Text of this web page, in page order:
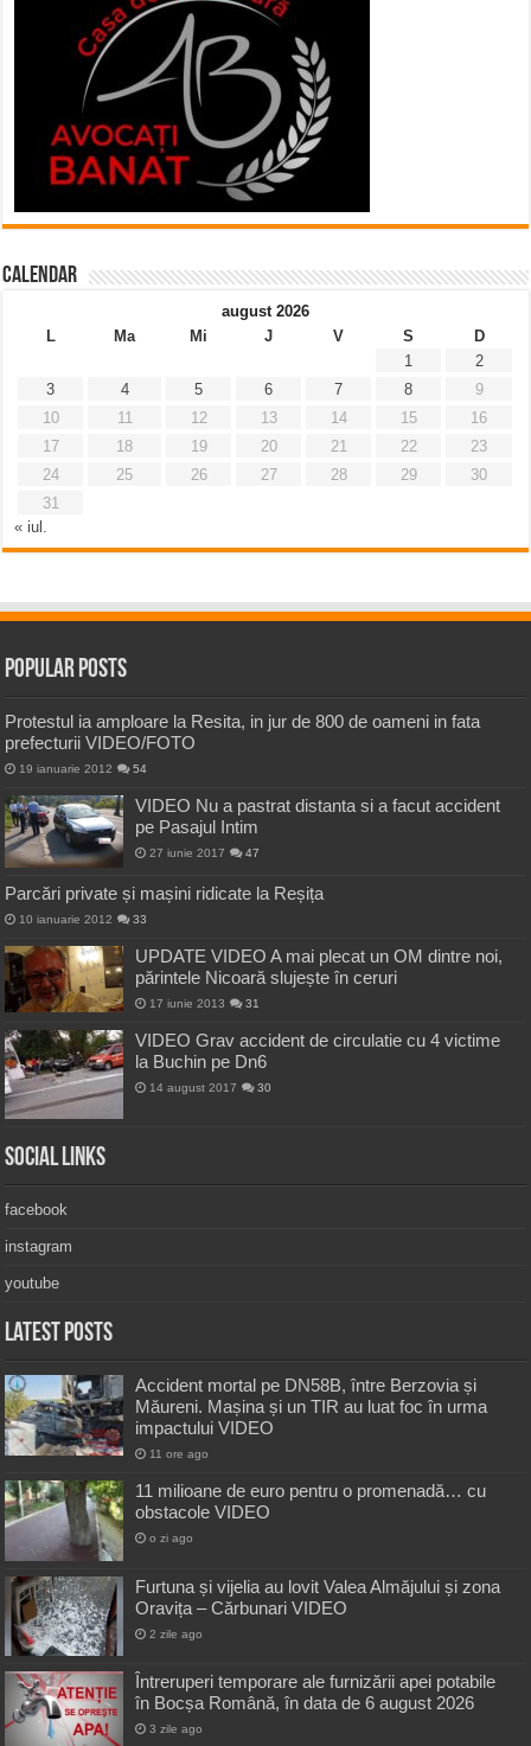
Calendar
august 2026
L
Ma Mi J V S
D
1
2
3
4 5 6 7 8
9
10
11 12 13 14 15
16
17
18 19 20 21 22
23
24
25 26 27 28 29
30
31
« iul.
Popular Posts
Protestul ia amploare la Resita, in jur de 800 de oameni in fata
prefecturii VIDEO/FOTO
19 ianuarie 2012 54
VIDEO Nu a pastrat distanta si a facut accident
pe Pasajul Intim
27 iunie 2017 47
Parcări private și mașini ridicate la Reșița
10 ianuarie 2012 33
UPDATE VIDEO A mai plecat un OM dintre noi,
părintele Nicoară slujește în ceruri
17 iunie 2013 31
VIDEO Grav accident de circulatie cu 4 victime
la Buchin pe Dn6
14 august 2017 30
Social Links
facebook
instagram
youtube
Latest Posts
Accident mortal pe DN58B, între Berzovia și
Măureni. Mașina și un TIR au luat foc în urma
impactului VIDEO
11 ore ago
11 milioane de euro pentru o promenadă… cu
obstacole VIDEO
o zi ago
Furtuna și vijelia au lovit Valea Almăjului și zona
Oravița – Cărbunari VIDEO
2 zile ago
Întreruperi temporare ale furnizării apei potabile
în Bocșa Română, în data de 6 august 2026
3 zile ago